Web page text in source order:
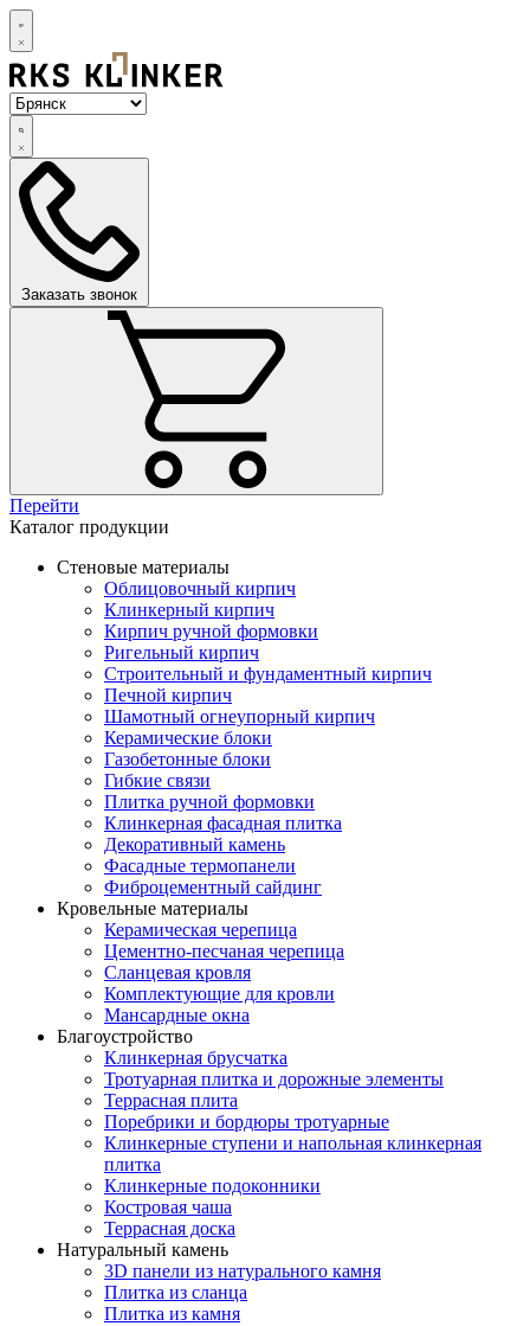
Заказать звонок
Перейти
Каталог продукции
Стеновые материалы
Облицовочный кирпич
Клинкерный кирпич
Кирпич ручной формовки
Ригельный кирпич
Строительный и фундаментный кирпич
Печной кирпич
Шамотный огнеупорный кирпич
Керамические блоки
Газобетонные блоки
Гибкие связи
Плитка ручной формовки
Клинкерная фасадная плитка
Декоративный камень
Фасадные термопанели
Фиброцементный сайдинг
Кровельные материалы
Керамическая черепица
Цементно-песчаная черепица
Сланцевая кровля
Комплектующие для кровли
Мансардные окна
Благоустройство
Клинкерная брусчатка
Тротуарная плитка и дорожные элементы
Террасная плита
Поребрики и бордюры тротуарные
Клинкерные ступени и напольная клинкерная
плитка
Клинкерные подоконники
Костровая чаша
Террасная доска
Натуральный камень
3D панели из натурального камня
Плитка из сланца
Плитка из камня